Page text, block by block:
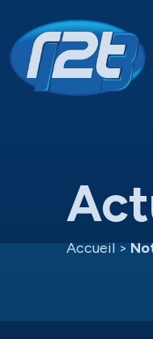
Accueil >